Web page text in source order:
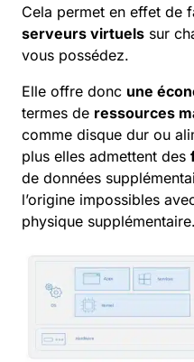
Cela permet en effet de
serveurs virtuels sur
vous possédez.
Elle offre donc une
termes de ressources
comme disque dur ou
plus elles admettent des
de données
l’origine impossibles
physique supplémentaire.